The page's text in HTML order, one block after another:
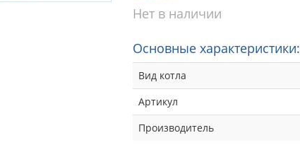
Нет в наличии
Основные характеристики:
Вид котла
Артикул
Производитель